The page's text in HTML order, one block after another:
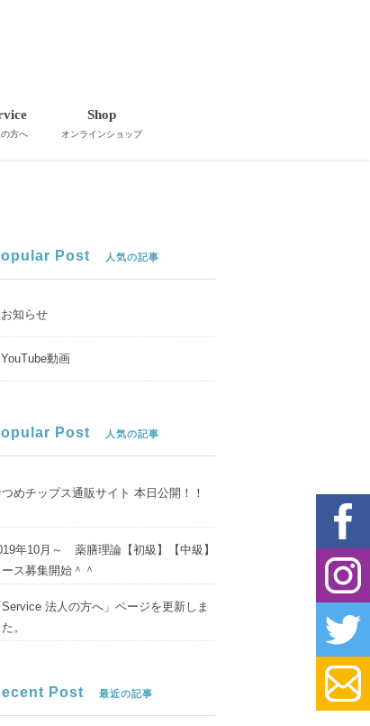
方へ
Shop
オンラインショップ
Post 人気の記事
お知らせ
YouTube動画
Post 人気の記事
つめチップス通販サイト 本日公開！！
年10月～ 薬膳理論【初級】【中級】
ース募集開始＾＾
Service 法人の方へ」ページを更新しま
。
Post 最近の記事
Twitter